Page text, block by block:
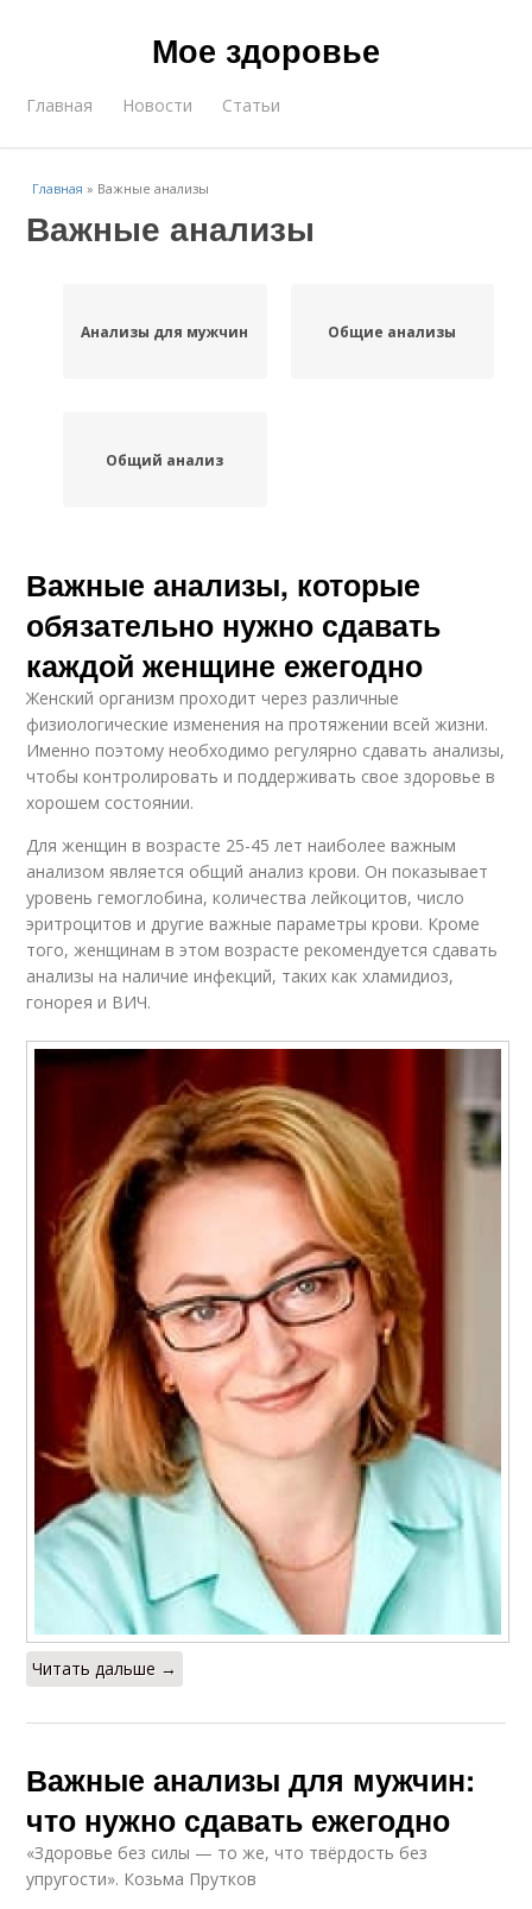
Мое здоровье
Главная Новости Статьи
Главная » Важные анализы
Важные анализы
Анализы для мужчин Общие анализы
Общий анализ
Важные анализы, которые
обязательно нужно сдавать
каждой женщине ежегодно
Женский организм проходит через различные
физиологические изменения на протяжении всей жизни.
Именно поэтому необходимо регулярно сдавать анализы,
чтобы контролировать и поддерживать свое здоровье в
хорошем состоянии.
Для женщин в возрасте 25-45 лет наиболее важным
анализом является общий анализ крови. Он показывает
уровень гемоглобина, количества лейкоцитов, число
эритроцитов и другие важные параметры крови. Кроме
того, женщинам в этом возрасте рекомендуется сдавать
анализы на наличие инфекций, таких как хламидиоз,
гонорея и ВИЧ.
Читать дальше →
Важные анализы для мужчин:
что нужно сдавать ежегодно
«Здоровье без силы — то же, что твёрдость без
упругости». Козьма Прутков